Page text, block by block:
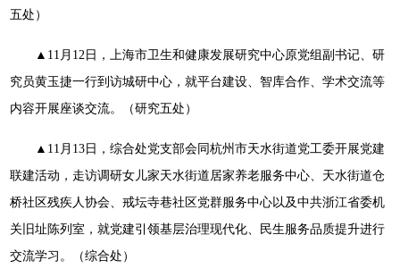
五处）
▲11月12日，上海市卫生和健康发展研究中心原党组副书记、研
究员黄玉捷一行到访城研中心，就平台建设、智库合作、学术交流等
内容开展座谈交流。（研究五处）
▲11月13日，综合处党支部会同杭州市天水街道党工委开展党建
联建活动，走访调研女儿家天水街道居家养老服务中心、天水街道仓
桥社区残疾人协会、戒坛寺巷社区党群服务中心以及中共浙江省委机
关旧址陈列室，就党建引领基层治理现代化、民生服务品质提升进行
交流学习。（综合处）